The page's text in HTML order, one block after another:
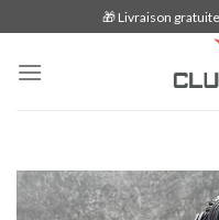
to
content
🎁 Livraison